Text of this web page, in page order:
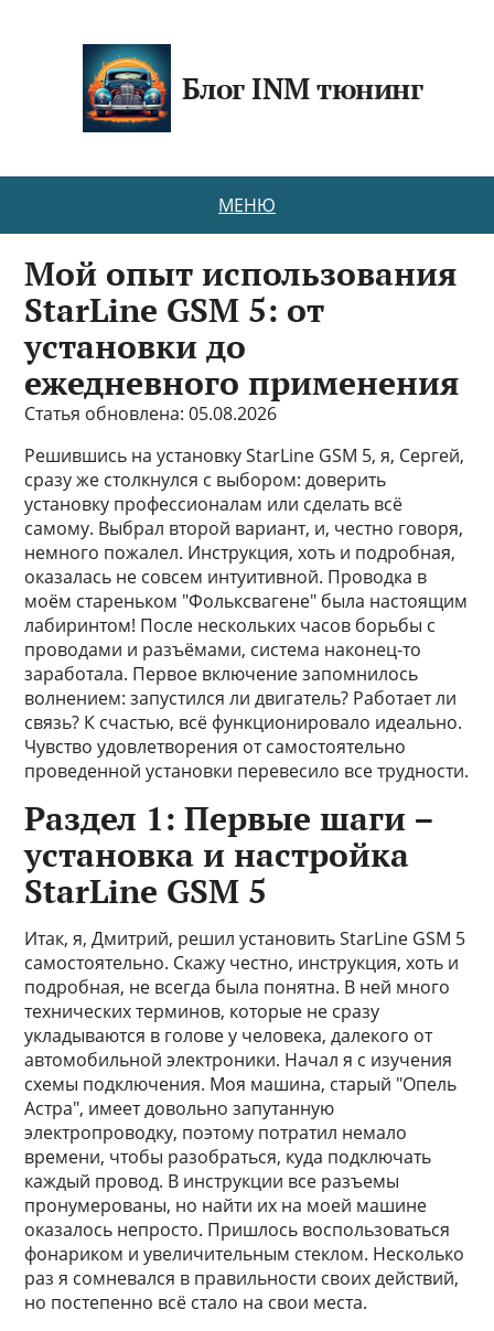
Блог INM тюнинг
МЕНЮ
Мой опыт использования
StarLine GSM 5: от
установки до
ежедневного применения
Статья обновлена: 05.08.2026
Решившись на установку StarLine GSM 5, я, Сергей,
сразу же столкнулся с выбором: доверить
установку профессионалам или сделать всё
самому. Выбрал второй вариант, и, честно говоря,
немного пожалел. Инструкция, хоть и подробная,
оказалась не совсем интуитивной. Проводка в
моём стареньком "Фольксвагене" была настоящим
лабиринтом! После нескольких часов борьбы с
проводами и разъёмами, система наконец-то
заработала. Первое включение запомнилось
волнением: запустился ли двигатель? Работает ли
связь? К счастью, всё функционировало идеально.
Чувство удовлетворения от самостоятельно
проведенной установки перевесило все трудности.
Раздел 1: Первые шаги –
установка и настройка
StarLine GSM 5
Итак, я, Дмитрий, решил установить StarLine GSM 5
самостоятельно. Скажу честно, инструкция, хоть и
подробная, не всегда была понятна. В ней много
технических терминов, которые не сразу
укладываются в голове у человека, далекого от
автомобильной электроники. Начал я с изучения
схемы подключения. Моя машина, старый "Опель
Астра", имеет довольно запутанную
электропроводку, поэтому потратил немало
времени, чтобы разобраться, куда подключать
каждый провод. В инструкции все разъемы
пронумерованы, но найти их на моей машине
оказалось непросто. Пришлось воспользоваться
фонариком и увеличительным стеклом. Несколько
раз я сомневался в правильности своих действий,
но постепенно всё стало на свои места.